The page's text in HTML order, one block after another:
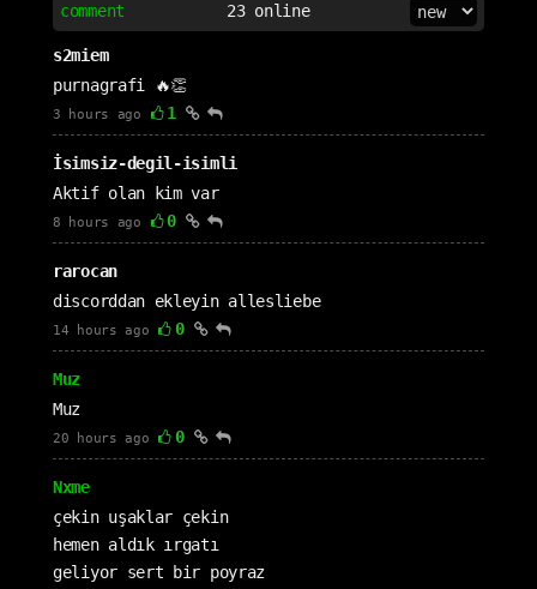
comment 23online
s2miem
purnagrafi 🔥👏
3 hours ago 1
İsimsiz-degil-isimli
Aktif olan kim var
8 hours ago 0
rarocan
discorddan ekleyin allesliebe
14 hours ago 0
Muz
Muz
20 hours ago 0
Nxme
çekin uşaklar çekin
hemen aldık ırgatı
geliyor sert bir poyraz